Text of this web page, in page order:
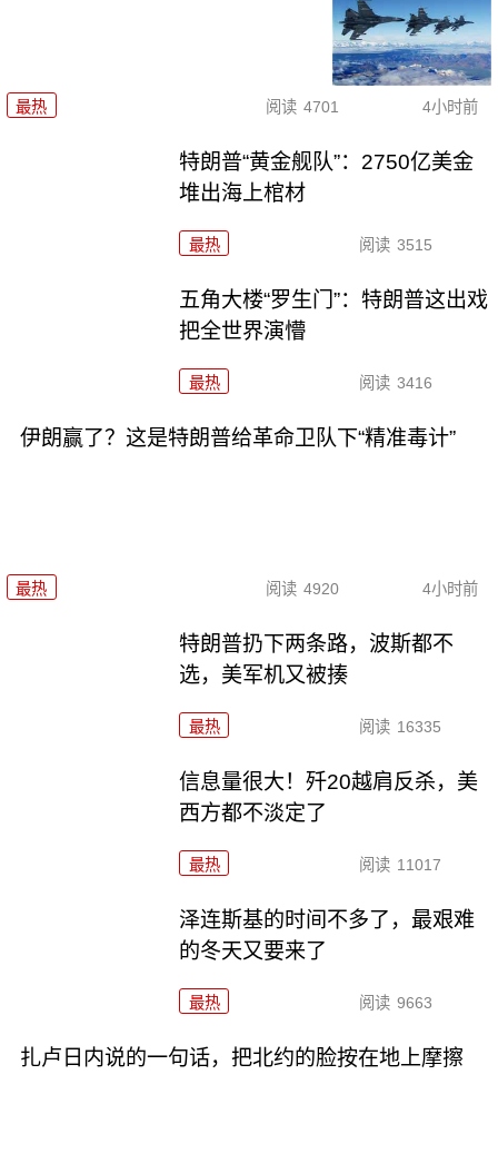
最热 阅读 4701 4小时前
特朗普“黄金舰队”：2750亿美金
堆出海上棺材
最热 阅读 3515
五角大楼“罗生门”：特朗普这出戏
把全世界演懵
最热 阅读 3416
伊朗赢了？这是特朗普给革命卫队下“精准毒计”
最热 阅读 4920 4小时前
特朗普扔下两条路，波斯都不
选，美军机又被揍
最热 阅读 16335
信息量很大！歼20越肩反杀，美
西方都不淡定了
最热 阅读 11017
泽连斯基的时间不多了，最艰难
的冬天又要来了
最热 阅读 9663
扎卢日内说的一句话，把北约的脸按在地上摩擦